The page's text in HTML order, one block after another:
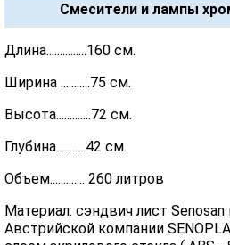
Смесители и лампы
Длина...............160 см.
Ширина ...........75 см.
Высота.............72 см.
Глубина...........42 см.
Объем............. 260 литров
Материал: сэндвич лист
Австрийской компании